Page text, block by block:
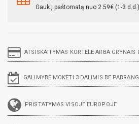
Gauk į paštomatą nuo 2.59€ (1-3 d.d.)
ATSISKAITYMAS KORTELE ARBA GRYNAIS
GALIMYBĖ MOKĖTI 3 DALIMIS BE
PRISTATYMAS VISOJE EUROPOJE